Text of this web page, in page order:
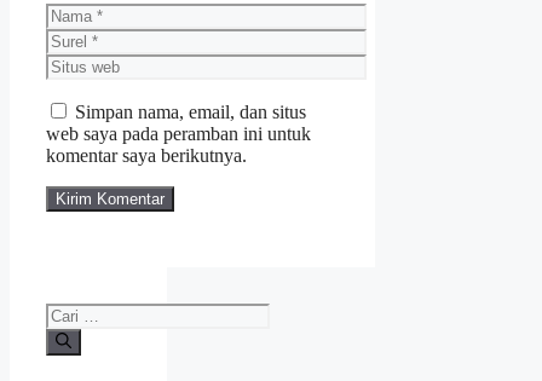
Nama
Surel
Situs
web
Simpan nama, email, dan situs
web saya pada peramban ini untuk
komentar saya berikutnya.
Cari
untuk: